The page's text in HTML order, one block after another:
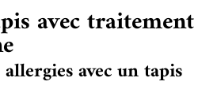
avec traitement
avec un tapis